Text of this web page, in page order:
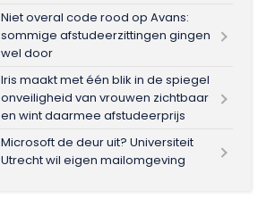
Niet overal code rood op Avans:
sommige afstudeerzittingen gingen
wel door
Iris maakt met één blik in de spiegel
onveiligheid van vrouwen zichtbaar
en wint daarmee afstudeerprijs
Microsoft de deur uit? Universiteit
Utrecht wil eigen mailomgeving